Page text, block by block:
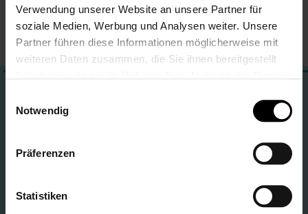
Verwendung unserer Website an unsere Partner für
soziale Medien, Werbung und Analysen weiter. Unsere
Partner führen diese Informationen möglicherweise mit
weiteren Daten zusammen, die Sie ihnen bereitgestellt
Notwendig
Präferenzen
Statistiken
Dein LALALO Service-Team ist für dich da!